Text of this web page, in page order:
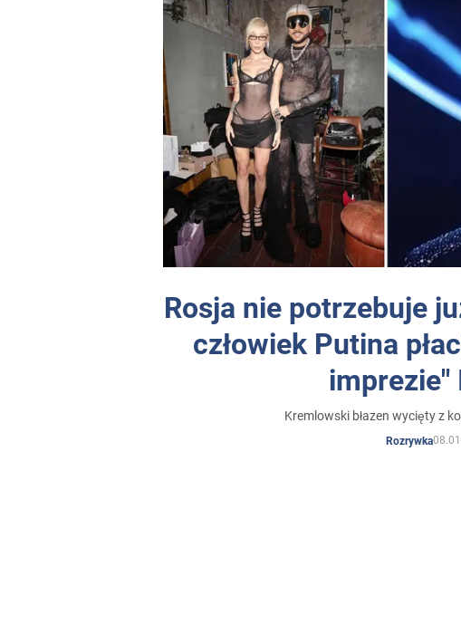
Rosja nie potrzebuje
człowiek Putina
imprezie"
Kremlowski błazen wycięty z
Rozrywka